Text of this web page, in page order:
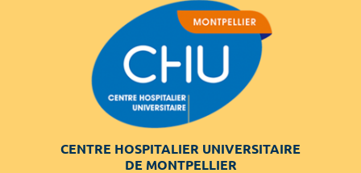
CENTRE HOSPITALIER UNIVERSITAIRE
DE MONTPELLIER